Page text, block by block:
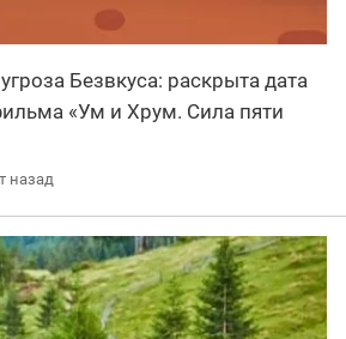
Безвкуса: раскрыта дата
«Ум и Хрум. Сила пяти
назад